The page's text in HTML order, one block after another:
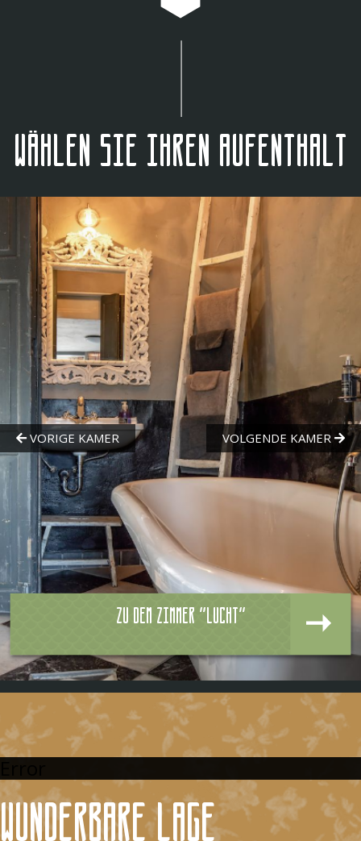
Wählen Sie Ihren Aufenthalt
Zu dem zimmer "Lucht"
Wunderbare Lage